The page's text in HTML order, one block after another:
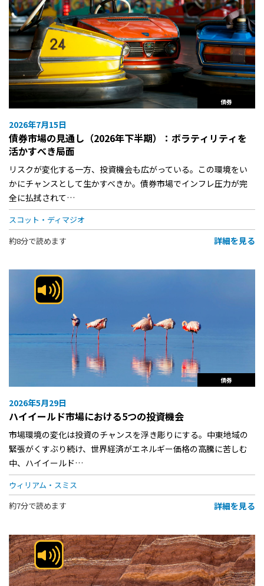
債券
2026年7月15日
債券市場の見通し（2026年下半期）：ボラティリティを
活かすべき局面
リスクが変化する一方、投資機会も広がっている。この環境をい
かにチャンスとして生かすべきか。債券市場でインフレ圧力が完
全に払拭されて…
スコット・ディマジオ
約8分で読めます
詳細を見る
債券
2026年5月29日
ハイイールド市場における5つの投資機会
市場環境の変化は投資のチャンスを浮き彫りにする。中東地域の
緊張がくすぶり続け、世界経済がエネルギー価格の高騰に苦しむ
中、ハイイールド…
ウィリアム・スミス
約7分で読めます
詳細を見る